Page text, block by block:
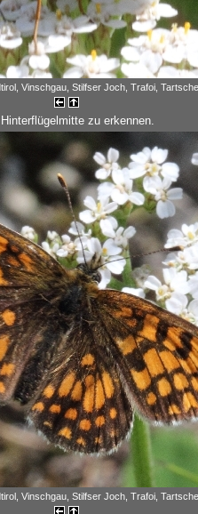
Vinschgau, Stilfser Joch, Trafoi,
zu erkennen.
Vinschgau, Stilfser Joch, Trafoi,